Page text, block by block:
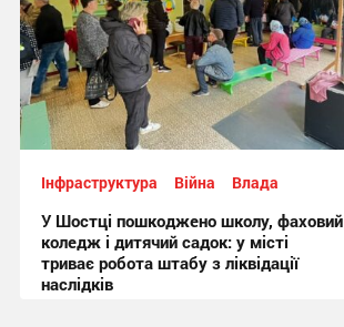
Інфраструктура Війна Влада
У Шостці пошкоджено школу, фаховий
коледж і дитячий садок: у місті
триває робота штабу з ліквідації
наслідків